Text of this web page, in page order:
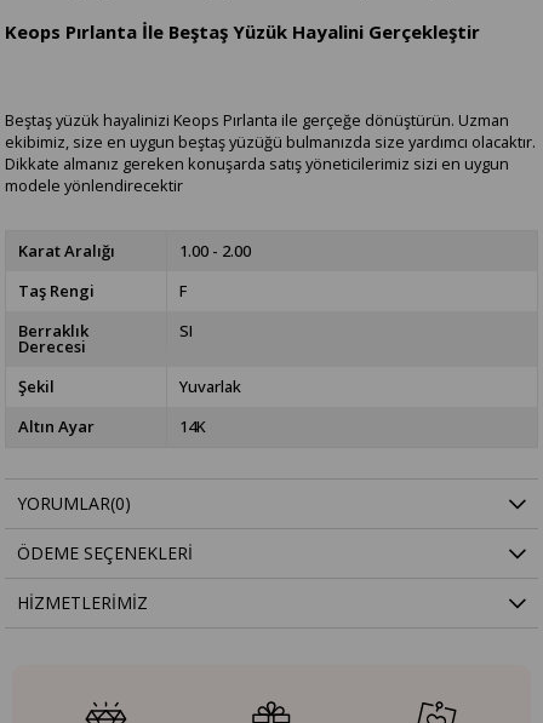
Keops Pırlanta İle Beştaş Yüzük Hayalini Gerçekleştir
Beştaş yüzük hayalinizi Keops Pırlanta ile gerçeğe dönüştürün. Uzman
ekibimiz, size en uygun beştaş yüzüğü bulmanızda size yardımcı olacaktır.
Dikkate almanız gereken konuşarda satış yöneticilerimiz sizi en uygun
modele yönlendirecektir
Karat Aralığı
1.00 - 2.00
Taş Rengi
F
Berraklık
Derecesi
SI
Şekil
Yuvarlak
Altın Ayar
14K
YORUMLAR(0)
ÖDEME SEÇENEKLERI
HIZMETLERIMIZ